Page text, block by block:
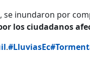
se inundaron por
los ciudadanos
.#LluviasEc